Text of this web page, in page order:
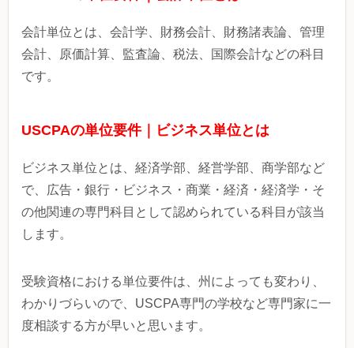
会計単位とは、会計学、財務会計、財務諸表論、管理
会計、原価計算、監査論、税法、国際会計などの科目
です。
USCPAの単位要件｜ビジネス単位とは
ビジネス単位とは、経済学部、経営学部、商学部など
で、広告・銀行・ビジネス・商業・経済・経済学・そ
の他関連の専門科目として認められている科目が該当
します。
受験資格における単位要件は、州によっても変わり、
わかりづらいので、USCPA専門の学校など専門家に一
度相談する方が早いと思います。